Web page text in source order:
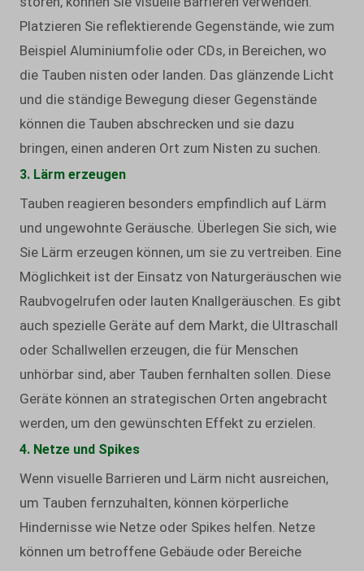
Platzieren Sie reflektierende Gegenstände, wie zum
Beispiel Aluminiumfolie oder CDs, in Bereichen, wo
die Tauben nisten oder landen. Das glänzende Licht
und die ständige Bewegung dieser Gegenstände
können die Tauben abschrecken und sie dazu
bringen, einen anderen Ort zum Nisten zu suchen.
3. Lärm erzeugen
Tauben reagieren besonders empfindlich auf Lärm
und ungewohnte Geräusche. Überlegen Sie sich, wie
Sie Lärm erzeugen können, um sie zu vertreiben. Eine
Möglichkeit ist der Einsatz von Naturgeräuschen wie
Raubvogelrufen oder lauten Knallgeräuschen. Es gibt
auch spezielle Geräte auf dem Markt, die Ultraschall
oder Schallwellen erzeugen, die für Menschen
unhörbar sind, aber Tauben fernhalten sollen. Diese
Geräte können an strategischen Orten angebracht
werden, um den gewünschten Effekt zu erzielen.
4. Netze und Spikes
Wenn visuelle Barrieren und Lärm nicht ausreichen,
um Tauben fernzuhalten, können körperliche
Hindernisse wie Netze oder Spikes helfen. Netze
können um betroffene Gebäude oder Bereiche